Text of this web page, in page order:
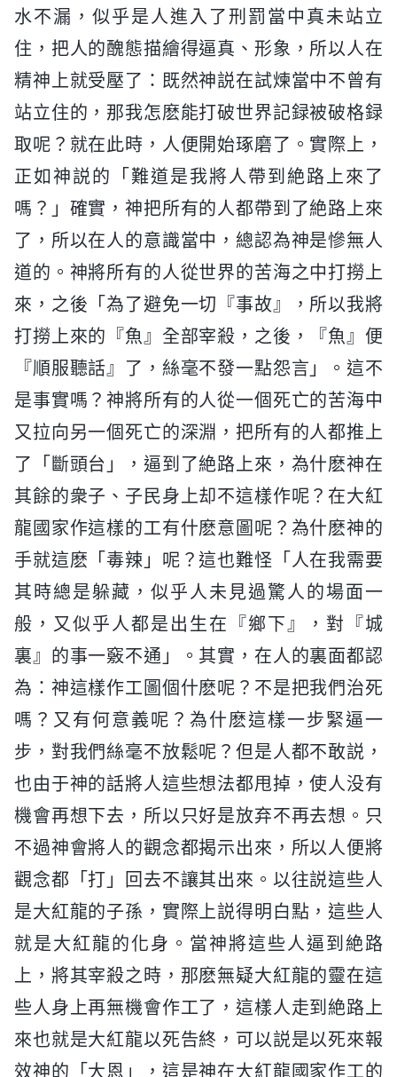
水不漏，似乎是人進入了刑罰當中真未站立
住，把人的醜態描繪得逼真、形象，所以人在
精神上就受壓了：既然神説在試煉當中不曾有
站立住的，那我怎麽能打破世界記録被破格録
取呢？就在此時，人便開始琢磨了。實際上，
正如神説的「難道是我將人帶到絶路上來了
嗎？」確實，神把所有的人都帶到了絶路上來
了，所以在人的意識當中，總認為神是慘無人
道的。神將所有的人從世界的苦海之中打撈上
來，之後「為了避免一切『事故』，所以我將
打撈上來的『魚』全部宰殺，之後，『魚』便
『順服聽話』了，絲毫不發一點怨言」。這不
是事實嗎？神將所有的人從一個死亡的苦海中
又拉向另一個死亡的深淵，把所有的人都推上
了「斷頭台」，逼到了絶路上來，為什麽神在
其餘的衆子、子民身上却不這樣作呢？在大紅
龍國家作這樣的工有什麽意圖呢？為什麽神的
手就這麽「毒辣」呢？這也難怪「人在我需要
其時總是躲藏，似乎人未見過驚人的場面一
般，又似乎人都是出生在『鄉下』，對『城
裏』的事一竅不通」。其實，在人的裏面都認
為：神這樣作工圖個什麽呢？不是把我們治死
嗎？又有何意義呢？為什麽這樣一步緊逼一
步，對我們絲毫不放鬆呢？但是人都不敢説，
也由于神的話將人這些想法都甩掉，使人没有
機會再想下去，所以只好是放弃不再去想。只
不過神會將人的觀念都揭示出來，所以人便將
觀念都「打」回去不讓其出來。以往説這些人
是大紅龍的子孫，實際上説得明白點，這些人
就是大紅龍的化身。當神將這些人逼到絶路
上，將其宰殺之時，那麽無疑大紅龍的靈在這
些人身上再無機會作工了，這樣人走到絶路上
來也就是大紅龍以死告終，可以説是以死來報
效神的「大恩」，這是神在大紅龍國家作工的